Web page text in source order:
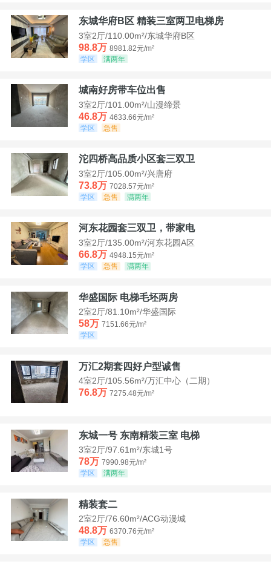
东城华府B区 精装三室两卫电梯房
3室2厅/110.00m²/东城华府B区
98.8万 8981.82元/m²
学区
满两年
城南好房带车位出售
3室2厅/101.00m²/山漫缔景
46.8万 4633.66元/m²
学区
急售
沱四桥高品质小区套三双卫
3室2厅/105.00m²/兴唐府
73.8万 7028.57元/m²
学区
急售 满两年
河东花园套三双卫，带家电
3室2厅/135.00m²/河东花园A区
66.8万 4948.15元/m²
学区
急售 满两年
华盛国际 电梯毛坯两房
2室2厅/81.10m²/华盛国际
58万 7151.66元/m²
学区
万汇2期套四好户型诚售
4室2厅/105.56m²/万汇中心（二期）
76.8万 7275.48元/m²
东城一号 东南精装三室 电梯
3室2厅/97.61m²/东城1号
78万 7990.98元/m²
学区
满两年
精装套二
2室2厅/76.60m²/ACG动漫城
48.8万 6370.76元/m²
学区
急售